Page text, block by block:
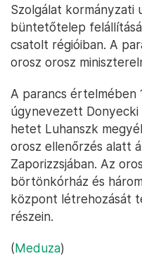
Szolgálat
büntetőtelep
csatolt régióiban. A
orosz orosz
A parancs
úgynevezett
hetet Luhanszk
orosz ellenőrzés alatt
Zaporizzsjában. Az
börtönkórház és
központ létrehozását
részein.
(Meduza)